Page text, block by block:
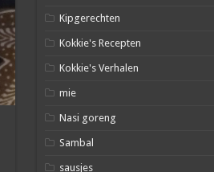
Kipgerechten
Kokkie's Recepten
Kokkie's Verhalen
mie
Nasi goreng
Sambal
sausjes